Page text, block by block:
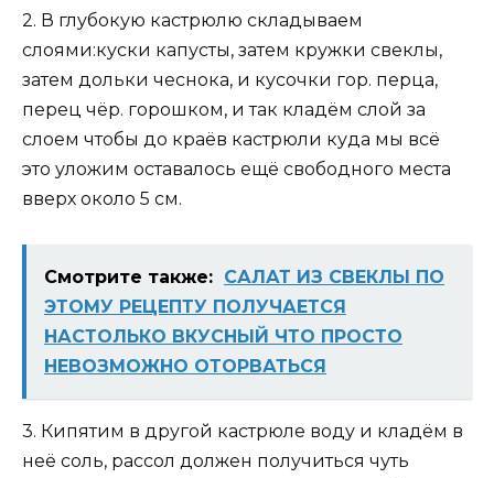
2. В глубокую кастрюлю складываем
слоями:куски капусты, затем кружки свеклы,
затем дольки чеснока, и кусочки гор. перца,
перец чёр. горошком, и так кладём слой за
слоем чтобы до краёв кастрюли куда мы всё
это уложим оставалось ещё свободного места
вверх около 5 см.
Смотрите также: САЛАТ ИЗ СВЕКЛЫ ПО
ЭТОМУ РЕЦЕПТУ ПОЛУЧАЕТСЯ
НАСТОЛЬКО ВКУСНЫЙ ЧТО ПРОСТО
НЕВОЗМОЖНО ОТОРВАТЬСЯ
3. Кипятим в другой кастрюле воду и кладём в
неё соль, рассол должен получиться чуть